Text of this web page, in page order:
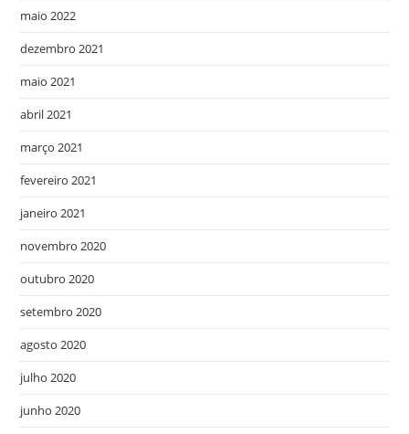
maio 2022
dezembro 2021
maio 2021
abril 2021
março 2021
fevereiro 2021
janeiro 2021
novembro 2020
outubro 2020
setembro 2020
agosto 2020
julho 2020
junho 2020